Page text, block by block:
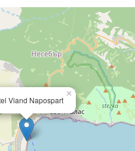
Viand Napospart
×